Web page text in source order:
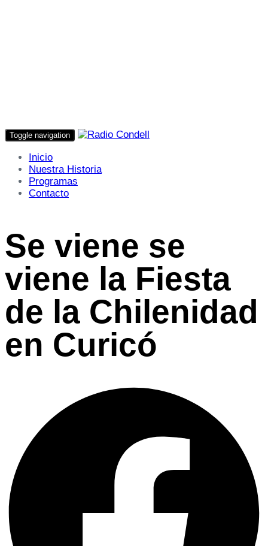
Toggle navigation
Inicio
Nuestra Historia
Programas
Contacto
Se viene se
viene la Fiesta
de la Chilenidad
en Curicó